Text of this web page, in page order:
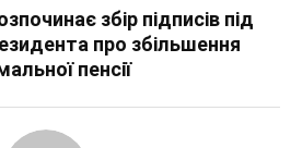
збір підписів під
про збільшення
пенсії